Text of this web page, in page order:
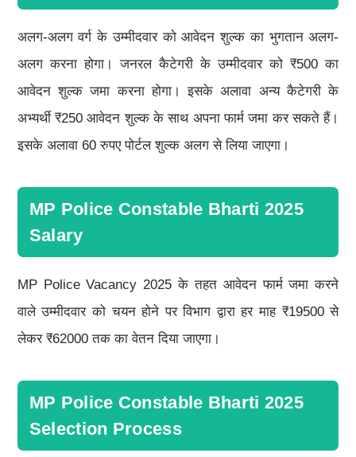
अलग-अलग वर्ग के उम्मीदवार को आवेदन शुल्क का भुगतान अलग-
अलग करना होगा। जनरल कैटेगरी के उम्मीदवार को ₹500 का
आवेदन शुल्क जमा करना होगा। इसके अलावा अन्य कैटेगरी के
अभ्यर्थी ₹250 आवेदन शुल्क के साथ अपना फार्म जमा कर सकते हैं।
इसके अलावा 60 रुपए पोर्टल शुल्क अलग से लिया जाएगा।
MP Police Constable Bharti 2025
Salary
MP Police Vacancy 2025 के तहत आवेदन फार्म जमा करने
वाले उम्मीदवार को चयन होने पर विभाग द्वारा हर माह ₹19500 से
लेकर ₹62000 तक का वेतन दिया जाएगा।
MP Police Constable Bharti 2025
Selection Process